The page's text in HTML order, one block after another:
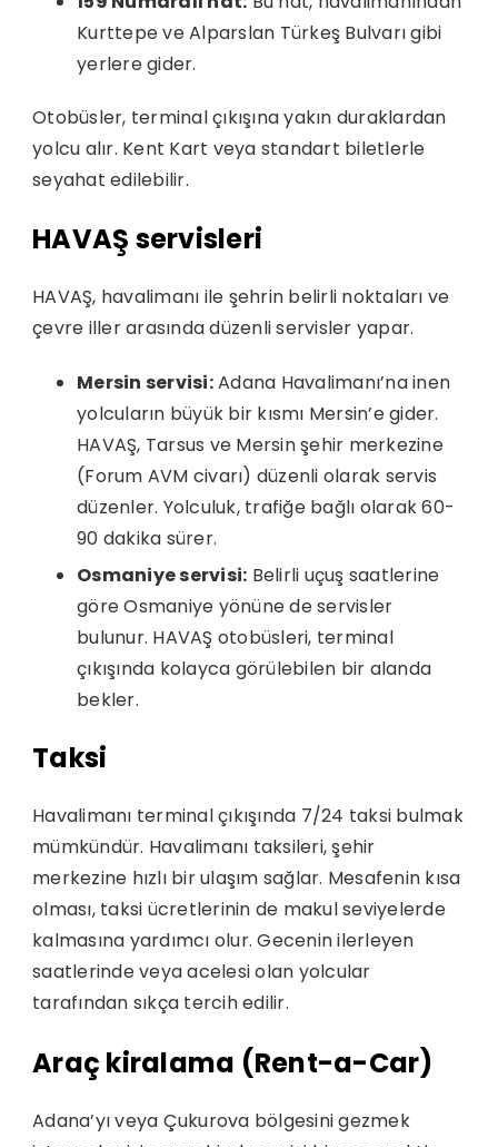
Kurttepe ve Alparslan Türkeş Bulvarı gibi
yerlere gider.
Otobüsler, terminal çıkışına yakın duraklardan
yolcu alır. Kent Kart veya standart biletlerle
seyahat edilebilir.
HAVAŞ servisleri
HAVAŞ, havalimanı ile şehrin belirli noktaları ve
çevre iller arasında düzenli servisler yapar.
Mersin servisi:Adana Havalimanı’na inen
yolcuların büyük bir kısmı Mersin’e gider.
HAVAŞ, Tarsus ve Mersin şehir merkezine
(Forum AVM civarı) düzenli olarak servis
düzenler. Yolculuk, trafiğe bağlı olarak 60-
90 dakika sürer.
Osmaniye servisi: Belirli uçuş saatlerine
göre Osmaniye yönüne de servisler
bulunur. HAVAŞ otobüsleri, terminal
çıkışında kolayca görülebilen bir alanda
bekler.
Taksi
Havalimanı terminal çıkışında 7/24 taksi bulmak
mümkündür. Havalimanı taksileri, şehir
merkezine hızlı bir ulaşım sağlar. Mesafenin kısa
olması, taksi ücretlerinin de makul seviyelerde
kalmasına yardımcı olur. Gecenin ilerleyen
saatlerinde veya acelesi olan yolcular
tarafından sıkça tercih edilir.
Araç kiralama (Rent-a-Car)
Adana’yı veya Çukurova bölgesini gezmek